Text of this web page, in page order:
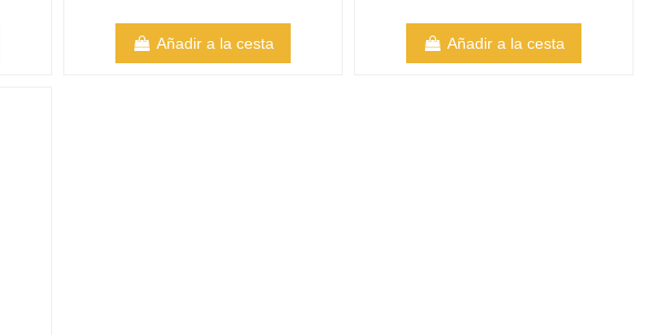
Añadir a la cesta Añadir a la cesta